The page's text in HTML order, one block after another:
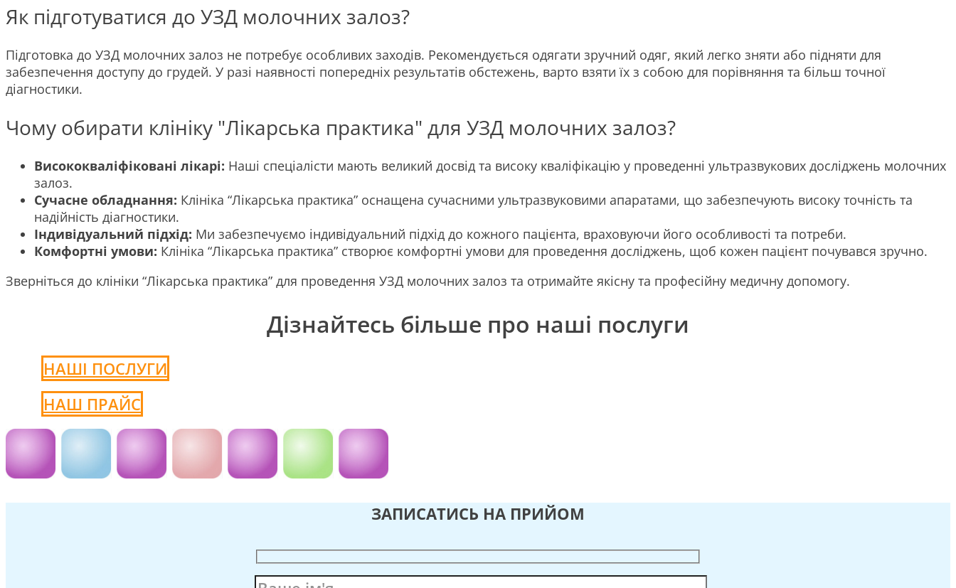
Як підготуватися до УЗД молочних залоз?
Підготовка до УЗД молочних залоз не потребує особливих заходів. Рекомендується одягати зручний одяг, який легко зняти або підняти для
забезпечення доступу до грудей. У разі наявності попередніх результатів обстежень, варто взяти їх з собою для порівняння та більш точної
діагностики.
Чому обирати клініку "Лікарська практика" для УЗД молочних залоз?
Висококваліфіковані лікарі: Наші спеціалісти мають великий досвід та високу кваліфікацію у проведенні ультразвукових досліджень молочних
залоз.
Сучасне обладнання: Клініка “Лікарська практика” оснащена сучасними ультразвуковими апаратами, що забезпечують високу точність та
надійність діагностики.
Індивідуальний підхід: Ми забезпечуємо індивідуальний підхід до кожного пацієнта, враховуючи його особливості та потреби.
Комфортні умови: Клініка “Лікарська практика” створює комфортні умови для проведення досліджень, щоб кожен пацієнт почувався зручно.
Зверніться до клініки “Лікарська практика” для проведення УЗД молочних залоз та отримайте якісну та професійну медичну допомогу.
Дізнайтесь більше про наші послуги
НАШІ ПОСЛУГИ
НАШ ПРАЙС
ЗАПИСАТИСЬ НА ПРИЙОМ